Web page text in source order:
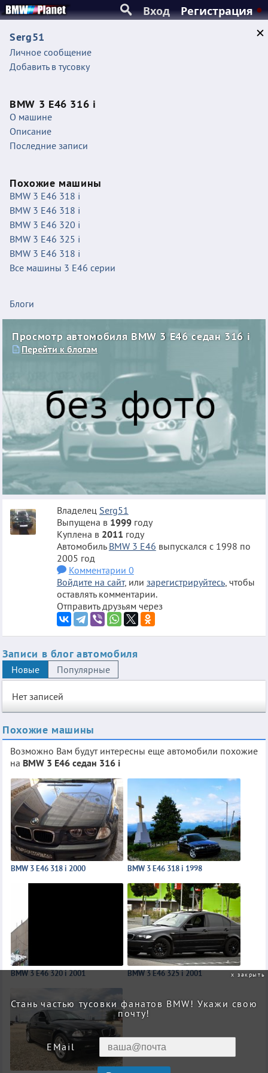
Вход Регистрация
Serg51
Личное сообщение
Добавить в тусовку
BMW 3 E46 316 i
О машине
Описание
Последние записи
Похожие машины
BMW 3 E46 318 i
BMW 3 E46 318 i
BMW 3 E46 320 i
BMW 3 E46 325 i
BMW 3 E46 318 i
Все машины 3 E46 серии
Блоги
Просмотр автомобиля BMW 3 E46 седан 316 i
Перейти к блогам
Владелец Serg51
Выпущена в 1999году
Куплена в 2011 году
Автомобиль BMW 3 E46 выпускался с 1998 по
2005 год
Комментарии 0
Войдите на сайт, или зарегистрируйтесь, чтобы
оставлять комментарии.
Отправить друзьям через
Записи в блог автомобиля
Новые Популярные
Нет записей
Похожие машины
Возможно Вам будут интересны еще автомобили похожие
на BMW 3 E46 седан 316 i
BMW 3 E46 318 i 2000 BMW 3 E46 318 i 1998
BMW 3 E46 320 i 2001 BMW 3 E46 325 i 2001 закрыть
Стань частью тусовки фанатов BMW! Укажи свою
почту!
EMail